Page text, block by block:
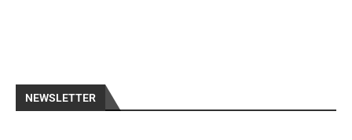
NEWSLETTER